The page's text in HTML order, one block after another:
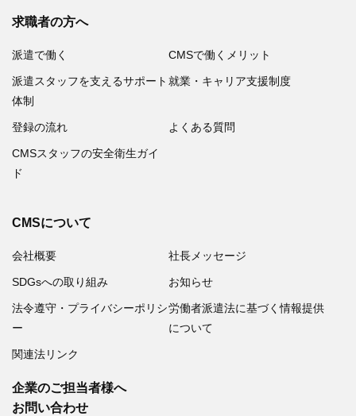
求職者の方へ
派遣で働く CMSで働くメリット
派遣スタッフを支えるサポート
体制
就業・キャリア支援制度
登録の流れ よくある質問
CMSスタッフの安全衛生ガイ
ド
CMSについて
会社概要 社長メッセージ
SDGsへの取り組み お知らせ
法令遵守・プライバシーポリシ
ー
労働者派遣法に基づく情報提供
について
関連法リンク
企業のご担当者様へ
お問い合わせ